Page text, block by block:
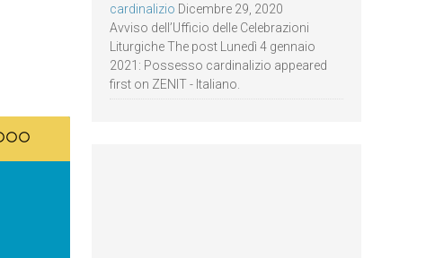
cardinalizio Dicembre 29, 2020
Avviso dell’Ufficio delle Celebrazioni
Liturgiche The post Lunedì 4 gennaio
2021: Possesso cardinalizio appeared
first on ZENIT - Italiano.